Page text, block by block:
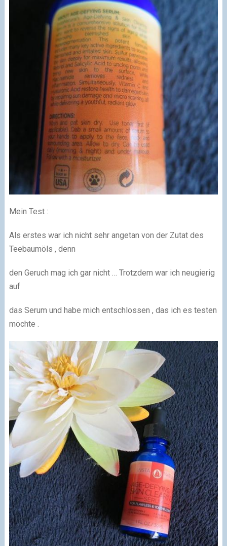
Mein Test :
Als erstes war ich nicht sehr angetan von der Zutat des
Teebaumöls , denn
den Geruch mag ich gar nicht … Trotzdem war ich neugierig
auf
das Serum und habe mich entschlossen , das ich es testen
möchte .